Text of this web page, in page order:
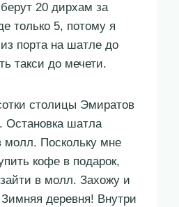
20 дирхам за
только 5, потому я
порта на шатле до
такси до мечети.
столицы Эмиратов
Остановка шатла
молл. Поскольку мне
кофе в подарок,
в молл. Захожу и
деревня! Внутри